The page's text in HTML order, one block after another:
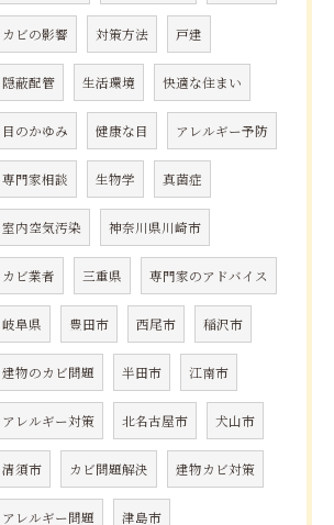
カビの影響 対策方法 戸建
隠蔽配管 生活環境 快適な住まい
目のかゆみ 健康な目 アレルギー予防
専門家相談 生物学 真菌症
室内空気汚染 神奈川県川崎市
カビ業者 三重県 専門家のアドバイス
岐阜県 豊田市 西尾市 稲沢市
建物のカビ問題 半田市 江南市
アレルギー対策 北名古屋市 犬山市
清須市 カビ問題解決 建物カビ対策
アレルギー問題 津島市